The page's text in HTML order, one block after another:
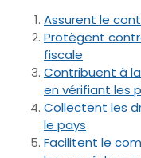
Assurent le
Protègent
fiscale
Contribuent à
en vérifiant les
Collectent les
le pays
Facilitent le